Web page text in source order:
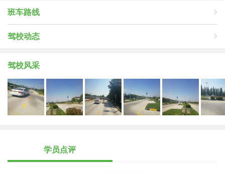
班车路线
驾校动态
驾校风采
学员点评